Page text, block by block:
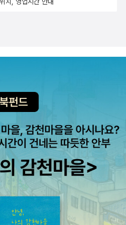
초점을 맞추며, 실사 과정 또한 이 지
여할 가능성이 있는 분에게도 충분
이후를 준비하면서 동시에 회사에서
않고, 중개 시장도 충분히 활성화되
앞으로 성장 가능성이 높아 보입니
께 즐겁게 읽을 수 있는 책으로 추천
도서를 제공 받아, 직접 읽고 작성한